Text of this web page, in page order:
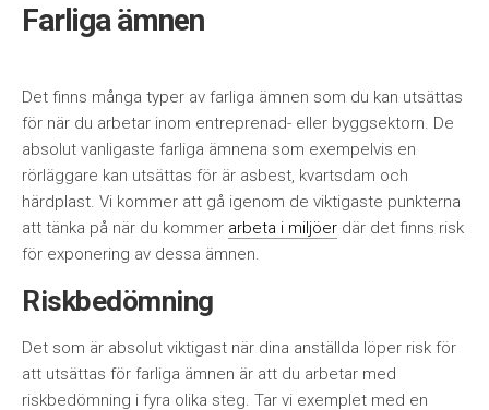
Farliga ämnen
Det finns många typer av farliga ämnen som du kan utsättas
för när du arbetar inom entreprenad- eller byggsektorn. De
absolut vanligaste farliga ämnena som exempelvis en
rörläggare kan utsättas för är asbest, kvartsdam och
härdplast. Vi kommer att gå igenom de viktigaste punkterna
att tänka på när du kommer arbeta i miljöer där det finns risk
för exponering av dessa ämnen.
Riskbedömning
Det som är absolut viktigast när dina anställda löper risk för
att utsättas för farliga ämnen är att du arbetar med
riskbedömning i fyra olika steg. Tar vi exemplet med en